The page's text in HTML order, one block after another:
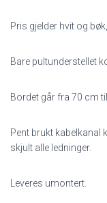
Pris gjelder hvit og
Bare pultunderstellet
Bordet går fra 70 cm
Pent brukt kabelkanal
skjult alle ledninger.
Leveres umontert.